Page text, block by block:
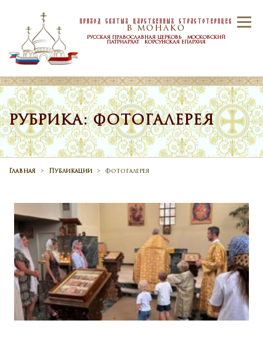
Menu
Приход Святых Царственных Страстотерпцев
В МОНАКО
РУССКАЯ ПРАВОСЛАВНАЯ ЦЕРКОВЬ МОСКОВСКИЙ
ПАТРИАРХАТ КОРСУНСКАЯ ЕПАРХИЯ
ГЛАВНАЯ ПРИХОД НОВОСТИ
РАСПИСАНИЕ ТАИНСТВА
РУБРИКА: ФОТОГАЛЕРЕЯ
Главная > Публикации > Фотогалерея